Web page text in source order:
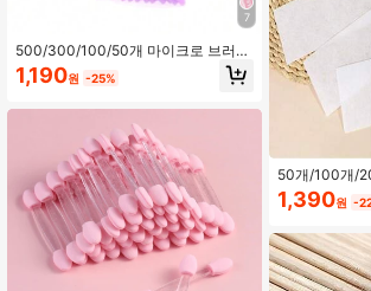
7
500/300/100/50개 마이크로 브러
시, 마이크로파이버 소재, 속눈썹 연장
및 메이크업에 적합 (브러시 헤드 직
1,190원 -25%
50개/100개/
cm, 제모 액세
서리, 이발소
1,390원 -